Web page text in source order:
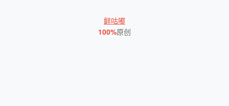
鲜咕嘟
100%原创